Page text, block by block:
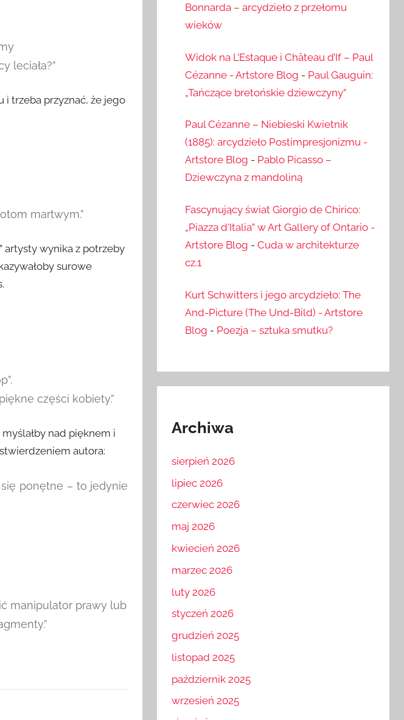
leciała?”
trzeba przyznać, że jego
martwym.”
artysty wynika z potrzeby
surowe
części kobiety.”
nad pięknem i
autora:
ponętne – to jedynie
manipulator prawy lub
Bonnarda – arcydzieło z przełomu
wieków
Widok na L’Estaque i Château d’If – Paul
Cézanne - Artstore Blog - Paul Gauguin:
„Tańczące bretońskie dziewczyny”
Paul Cézanne – Niebieski Kwietnik
(1885): arcydzieło Postimpresjonizmu -
Artstore Blog - Pablo Picasso –
Dziewczyna z mandoliną
Fascynujący świat Giorgio de Chirico:
„Piazza d'Italia” w Art Gallery of Ontario -
Artstore Blog - Cuda w architekturze
cz.1
Kurt Schwitters i jego arcydzieło: The
And-Picture (The Und-Bild) - Artstore
Blog - Poezja – sztuka smutku?
Archiwa
sierpień 2026
lipiec 2026
czerwiec 2026
maj 2026
kwiecień 2026
marzec 2026
luty 2026
styczeń 2026
grudzień 2025
listopad 2025
październik 2025
wrzesień 2025